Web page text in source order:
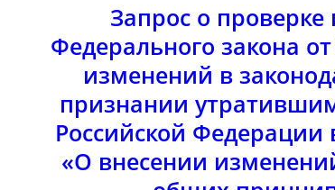
Запрос о проверке
Федерального закона
изменений в
признании
Российской Федерации
«О внесении